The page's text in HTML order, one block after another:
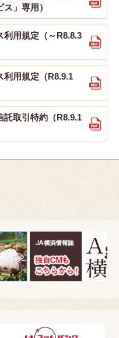
」専用）
利用規定（～R8.8.3
利用規定（R8.9.1
託取引特約（R8.9.1